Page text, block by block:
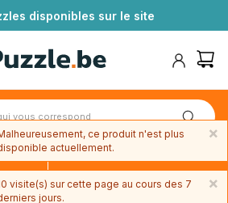
disponibles sur le site
39€*
Paiement en 4x sans frais
avec Paypal
×
ce produit n'est plus
actuellement.
×
visite(s) sur cette page au cours des 7
jours.